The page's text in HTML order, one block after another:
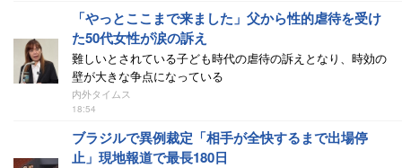
「やっとここまで来ました」父から性的虐待を受け
た50代女性が涙の訴え
難しいとされている子ども時代の虐待の訴えとなり、時効の
壁が大きな争点になっている
内外タイムス
18:54
ブラジルで異例裁定「相手が全快するまで出場停
止」現地報道で最長180日